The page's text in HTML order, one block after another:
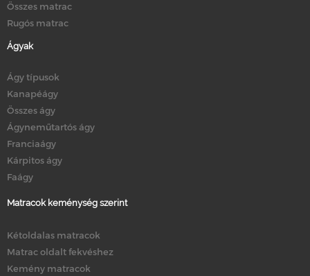
Összes matrac
Rugós matrac
Ágyak
Ágy típusok
Kanapéágy
Összes ágy
Ágyneműtartós ágy
Franciaágy
Kárpitos ágy
Faágy
Matracok keménység szerint
Kétoldalas matracok
Matrac oldalt fekvéshez
Kemény matracok